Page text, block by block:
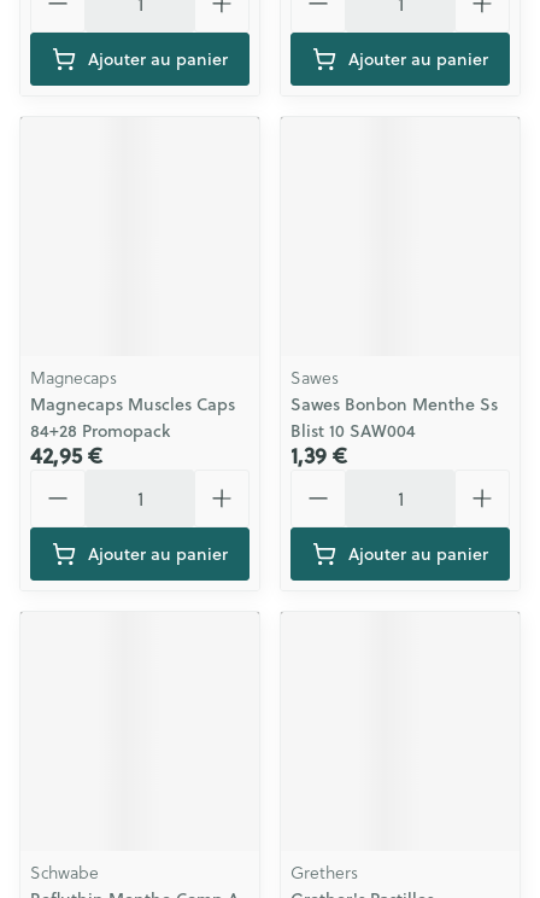
Ajouter au panier Ajouter au panier
Magnecaps
Magnecaps Muscles Caps
84+28 Promopack
42,95 €
Ajouter au panier
Sawes
Sawes Bonbon Menthe Ss
Blist 10 SAW004
1,39 €
Ajouter au panier
Schwabe
Grethers